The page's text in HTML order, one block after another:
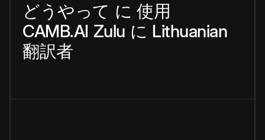
どうやって に 使用
CAMB.AI Zulu に Lithuanian
翻訳者